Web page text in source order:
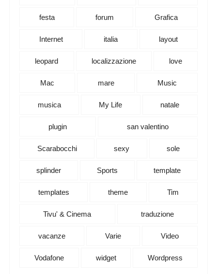
festa forum Grafica
Internet italia layout
leopard localizzazione love
Mac mare Music
musica My Life natale
plugin san valentino
Scarabocchi sexy sole
splinder Sports template
templates theme Tim
Tivu' & Cinema traduzione
vacanze Varie Video
Vodafone widget Wordpress